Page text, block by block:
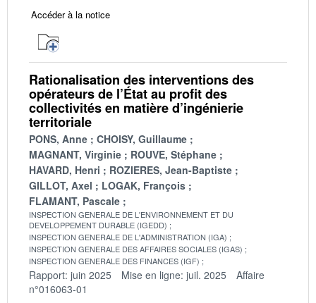
Accéder à la notice
Rationalisation des interventions des
opérateurs de l’État au profit des
collectivités en matière d’ingénierie
territoriale
PONS, Anne
CHOISY, Guillaume
MAGNANT, Virginie
ROUVE, Stéphane
HAVARD, Henri
ROZIERES, Jean-Baptiste
GILLOT, Axel
LOGAK, François
FLAMANT, Pascale
INSPECTION GENERALE DE L'ENVIRONNEMENT ET DU
DEVELOPPEMENT DURABLE (IGEDD)
INSPECTION GENERALE DE L'ADMINISTRATION (IGA)
INSPECTION GENERALE DES AFFAIRES SOCIALES (IGAS)
INSPECTION GENERALE DES FINANCES (IGF)
Rapport: juin 2025 Mise en ligne: juil. 2025
Affaire
n°016063-01